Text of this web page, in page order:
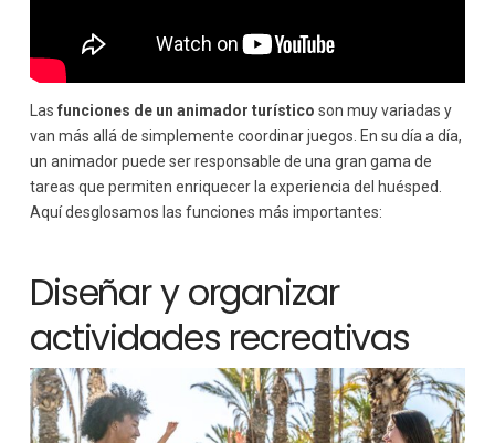
Las funciones de un animador turístico son muy variadas y
van más allá de simplemente coordinar juegos. En su día a día,
un animador puede ser responsable de una gran gama de
tareas que permiten enriquecer la experiencia del huésped.
Aquí desglosamos las funciones más importantes:
Diseñar y organizar
actividades recreativas